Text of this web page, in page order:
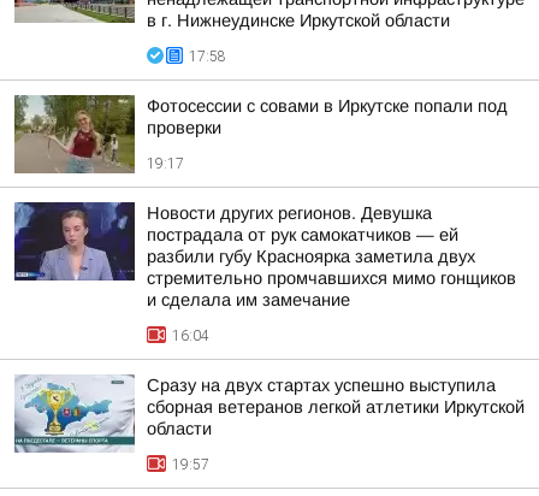
в г. Нижнеудинске Иркутской области
17:58
Фотосессии с совами в Иркутске попали под
проверки
19:17
Новости других регионов. Девушка
пострадала от рук самокатчиков — ей
разбили губу Красноярка заметила двух
стремительно промчавшихся мимо гонщиков
и сделала им замечание
16:04
Сразу на двух стартах успешно выступила
сборная ветеранов легкой атлетики Иркутской
области
19:57